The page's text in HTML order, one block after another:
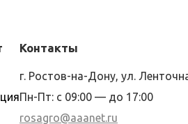
Контакты
г. Ростов-на-Дону, ул.
Пн-Пт: с 09:00 — до 17:00
rosagro@aaanet.ru